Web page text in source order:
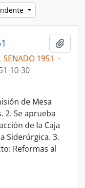
SENADO 1951 ·
10-30
de Mesa
2. Se aprueba
de la Caja
Siderúrgica. 3.
Reformas al